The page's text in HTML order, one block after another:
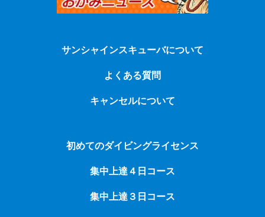
サンシャインスキューバについて
よくある質問
キャンセルについて
初めてのダイビングライセンス
集中上達４日コース
集中上達３日コース